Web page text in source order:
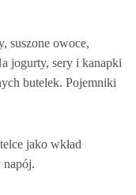
suszone owoce,
jogurty, sery i kanapki
butelek. Pojemniki
jako wkład
napój.